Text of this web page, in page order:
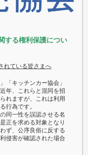
する権利保護につい
れている皆さまへ
「キッチンカー協会」
年、これらと混同を招
れますが、これは利用
行為です。
同一性を誤認させる名
正を求める対象となり
ず、公序良俗に反する
侵害が確認された場合